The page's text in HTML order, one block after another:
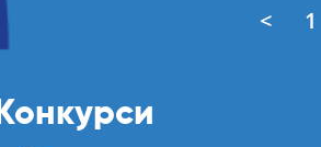
< 1
Конкурси